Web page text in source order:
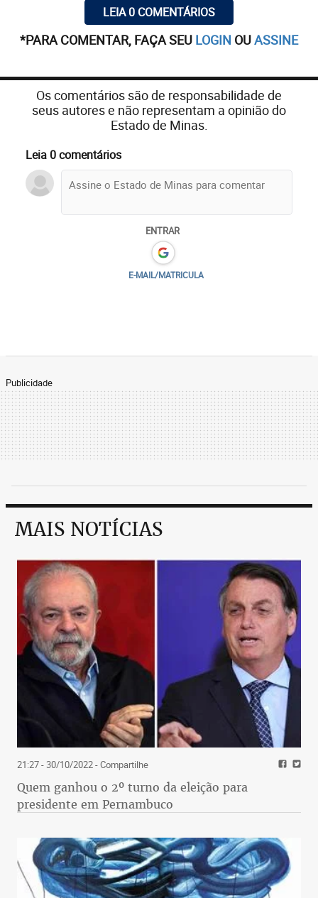
LEIA 0 COMENTÁRIOS
*PARA COMENTAR, FAÇA SEU LOGIN OUASSINE
Os comentários são de responsabilidade de
seus autores e não representam a opinião do
Estado de Minas.
Leia 0 comentários
ENTRAR
E-MAIL/MATRICULA
Publicidade
MAIS NOTÍCIAS
21:27 - 30/10/2022- Compartilhe
Quem ganhou o 2º turno da eleição para
presidente em Pernambuco